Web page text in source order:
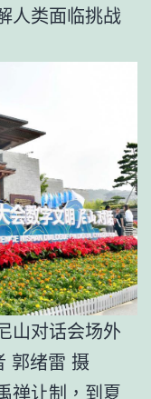
人类面临挑战
山对话会场外
郭绪雷 摄
禅让制，到夏